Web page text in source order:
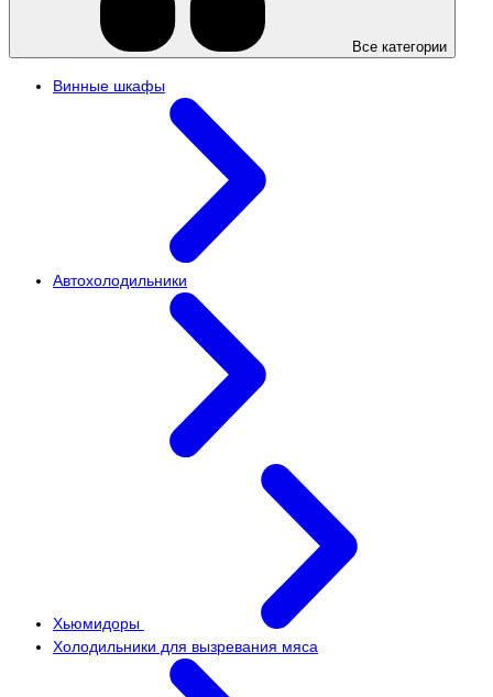
Все категории
Винные шкафы
Автохолодильники
Хьюмидоры
Холодильники для вызревания мяса